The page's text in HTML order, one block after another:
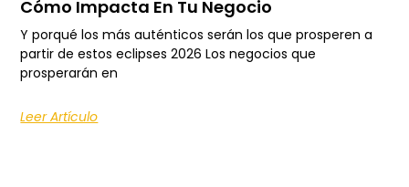
Cómo Impacta En Tu Negocio
Y porqué los más auténticos serán los que prosperen a
partir de estos eclipses 2026 Los negocios que
prosperarán en
Leer Artículo